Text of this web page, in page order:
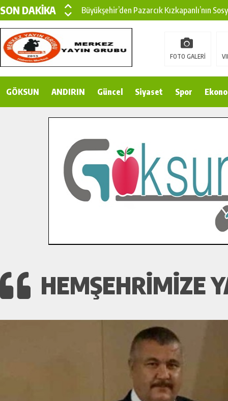
SON DAKİKA
Büyükşehir’den Pazarcık Kızkapanlı’nın
Büyükşehir’den Pazarcık Kırsalına Modern
Çin’den KSÜ’ye Uluslararası Başarı:
Gençler Pusula Maraş Kampında Yeni
İlçe Jandarma Komutanı Karakaya’dan
Bertiz’in Yeni Köprüsünde Sona Doğru.
FOTO GALERİ
GÖKSUN ANDIRIN Güncel Siyaset Spor
HEMŞEHRIMIZE